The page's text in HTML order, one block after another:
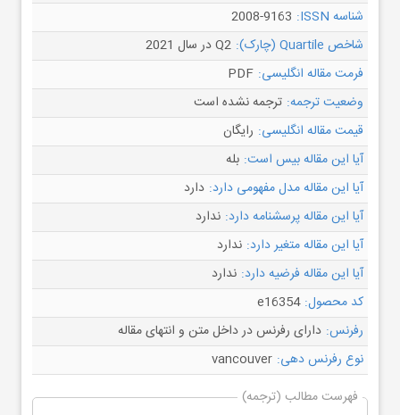
شناسه ISSN:
2008-9163
شاخص Quartile (چارک):
Q2 در سال 2021
فرمت مقاله انگلیسی: PDF
وضعیت ترجمه: ترجمه نشده است
قیمت مقاله انگلیسی: رایگان
آیا این مقاله بیس است: بله
آیا این مقاله مدل مفهومی دارد: دارد
آیا این مقاله پرسشنامه دارد: ندارد
آیا این مقاله متغیر دارد: ندارد
آیا این مقاله فرضیه دارد: ندارد
کد محصول: e16354
رفرنس: دارای رفرنس در داخل متن و انتهای مقاله
نوع رفرنس دهی: vancouver
فهرست مطالب (ترجمه)